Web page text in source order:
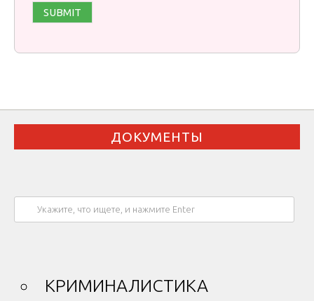
ДОКУМЕНТЫ
КРИМИНАЛИСТИКА